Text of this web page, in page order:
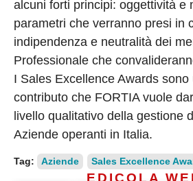
alcuni forti principi: oggettività e
parametri che verranno presi in
indipendenza e neutralità dei
Professionale che
I Sales Excellence Awards
contributo che FORTIA vuole
livello qualitativo della gestione
Aziende operanti in Italia.
Tag: Aziende Sales Excellence